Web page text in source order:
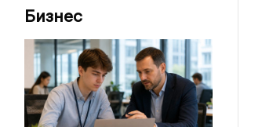
Бизнес